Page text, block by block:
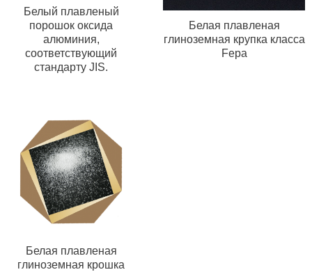
Белый плавленый
порошок оксида
алюминия,
соответствующий
стандарту JIS.
Белая плавленая
глиноземная крупка класса
Fepa
Белая плавленая
глиноземная крошка